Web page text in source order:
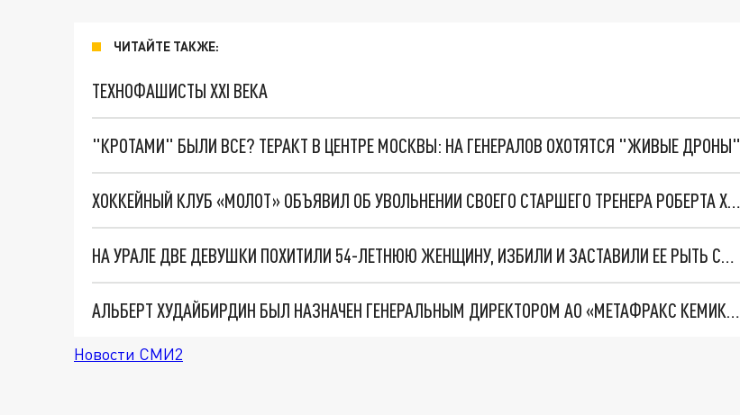
ЧИТАЙТЕ ТАКЖЕ:
ТЕХНОФАШИСТЫ XXI ВЕКА
"КРОТАМИ" БЫЛИ ВСЕ? ТЕРАКТ В ЦЕНТРЕ МОСКВЫ: НА ГЕНЕРАЛОВ ОХОТЯТСЯ "ЖИВЫЕ ДРОНЫ"
ХОККЕЙНЫЙ КЛУБ «МОЛОТ» ОБЪЯВИЛ ОБ УВОЛЬНЕНИИ СВОЕГО СТАРШЕГО ТРЕНЕРА РОБЕРТА ХАРИСОВА
НА УРАЛЕ ДВЕ ДЕВУШКИ ПОХИТИЛИ 54-ЛЕТНЮЮ ЖЕНЩИНУ, ИЗБИЛИ И ЗАСТАВИЛИ ЕЕ РЫТЬ СЕБЕ МОГИЛУ
АЛЬБЕРТ ХУДАЙБИРДИН БЫЛ НАЗНАЧЕН ГЕНЕРАЛЬНЫМ ДИРЕКТОРОМ АО «МЕТАФРАКС КЕМИКАЛС»
Новости СМИ2